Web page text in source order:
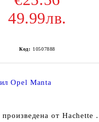
49.99лв.
Код: 10507888
Opel Manta
от Hachette .